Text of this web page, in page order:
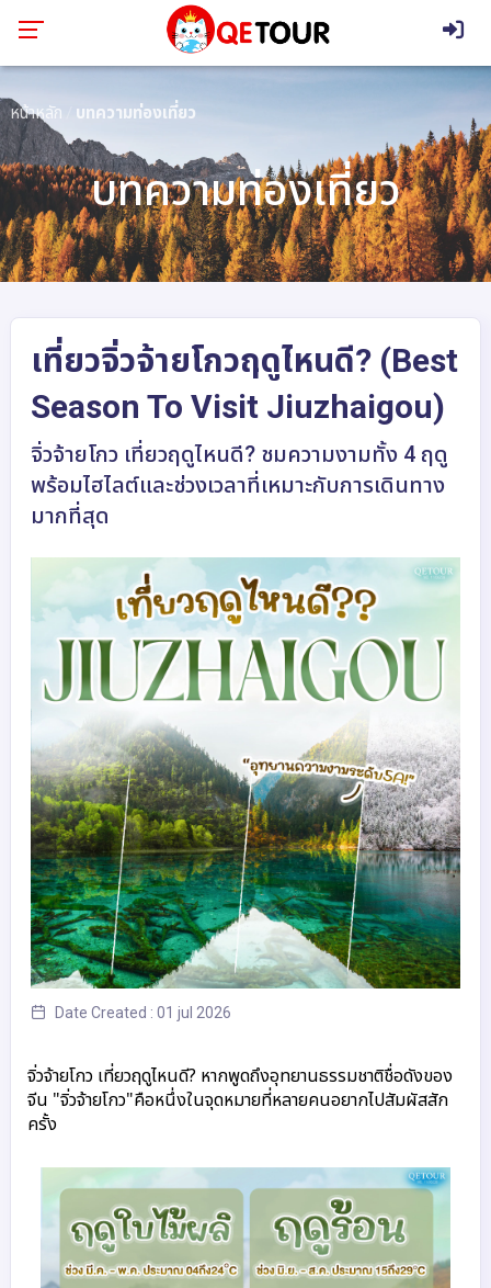
หน้าหลัก บทความท่องเที่ยว
บทความท่องเที่ยว
เที่ยวจิ่วจ้ายโกวฤดูไหนดี? (Best
Season To Visit Jiuzhaigou)
จิ่วจ้ายโกว เที่ยวฤดูไหนดี? ชมความงามทั้ง 4 ฤดู
พร้อมไฮไลต์และช่วงเวลาที่เหมาะกับการเดินทาง
มากที่สุด
Date Created : 01 jul 2026
จิ่วจ้ายโกว เที่ยวฤดูไหนดี? หากพูดถึงอุทยานธรรมชาติชื่อดังของ
จีน "จิ่วจ้ายโกว"คือหนึ่งในจุดหมายที่หลายคนอยากไปสัมผัสสัก
ครั้ง